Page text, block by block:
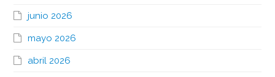
junio 2026
mayo 2026
abril 2026